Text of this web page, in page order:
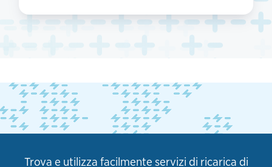
Trova e utilizza facilmente servizi di ricarica di